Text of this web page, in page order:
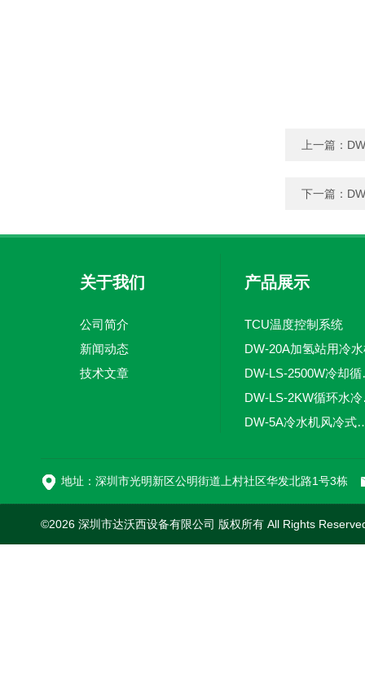
上一篇：
下一篇：
关于我们
公司简介
新闻动态
技术文章
产品展示
TCU温度控制系统
DW-20A加氢站用冷
DW-
DW-5A冷水机
地址：深圳市光明新区公明街道上村社区华发北路1号3栋
©2026 深圳市达沃西设备有限公司 版权所有 All Rights